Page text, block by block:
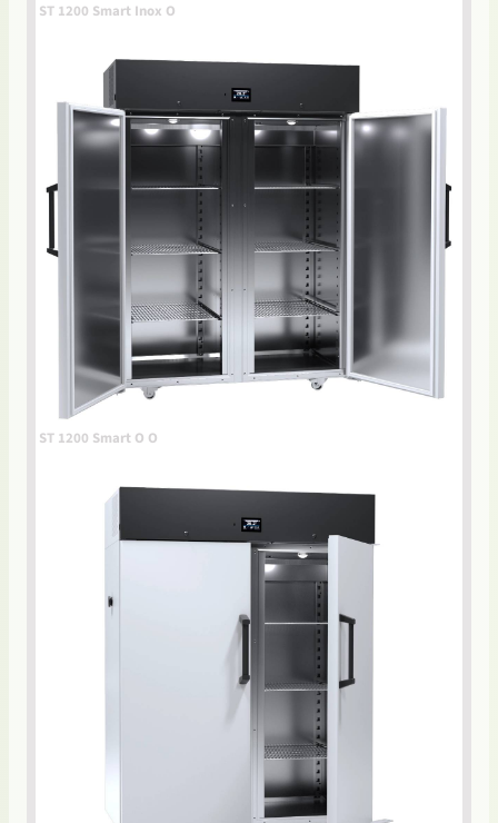
ST 1200 Smart Inox O
ST 1200 Smart O O